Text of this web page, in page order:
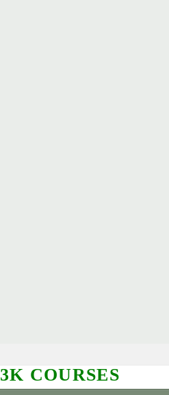
3K COURSES